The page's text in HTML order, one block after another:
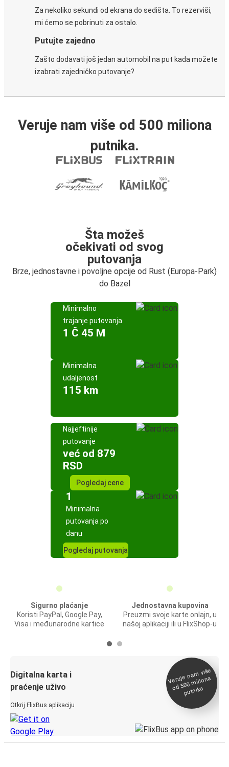
Za nekoliko sekundi od ekrana do sedišta. To rezerviši,
mi ćemo se pobrinuti za ostalo.
Putujte zajedno
Zašto dodavati još jedan automobil na put kada možete
izabrati zajedničko putovanje?
Veruje nam više od 500 miliona
putnika.
Šta možeš
očekivati od svog
putovanja
Brze, jednostavne i povoljne opcije od Rust (Europa-Park)
do Bazel
Minimalno
trajanje putovanja
1 Č 45 M
Minimalna
udaljenost
115 km
Najjeftinije
putovanje
već od 879
RSD
Pogledaj cene
1
Minimalna
putovanja po
danu
Pogledaj putovanja
Sigurno plaćanje
Koristi PayPal, Google Pay,
Visa i međunarodne kartice
Jednostavna kupovina
Preuzmi svoje karte onlajn, u
našoj aplikaciji ili u FlixShop-u
Digitalna karta i
praćenje uživo
Otkrij FlixBus aplikaciju
Veruje na
m više
od 500
miliona
putnika